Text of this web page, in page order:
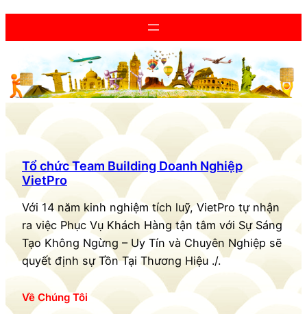
Tổ chức Team Building Doanh Nghiệp
VietPro
Với 14 năm kinh nghiệm tích luỹ, VietPro tự nhận
ra việc Phục Vụ Khách Hàng tận tâm với Sự Sáng
Tạo Không Ngừng – Uy Tín và Chuyên Nghiệp sẽ
quyết định sự Tồn Tại Thương Hiệu ./.
Về Chúng Tôi